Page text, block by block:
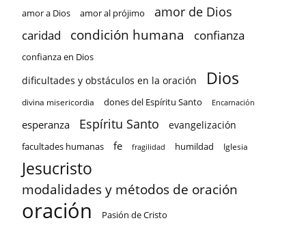
amor a Dios amor al prójimo amor de Dios
caridad condición humana confianza
confianza en Dios
dificultades y obstáculos en la oración Dios
divina misericordia dones del Espíritu Santo Encarnación
esperanza Espíritu Santo evangelización
facultades humanas fe fragilidad humildad Iglesia
Jesucristo
modalidades y métodos de oración
oración Pasión de Cristo